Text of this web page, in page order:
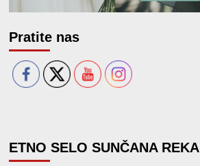
Pratite nas
ETNO SELO SUNČANA REKA